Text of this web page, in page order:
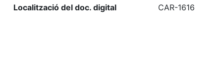
Localització del doc. digital CAR-1616